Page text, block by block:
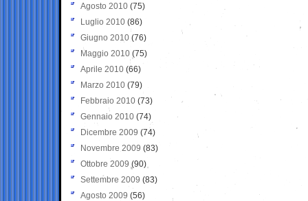
Agosto 2010 (75)
Luglio 2010 (86)
Giugno 2010 (76)
Maggio 2010 (75)
Aprile 2010 (66)
Marzo 2010 (79)
Febbraio 2010 (73)
Gennaio 2010 (74)
Dicembre 2009 (74)
Novembre 2009 (83)
Ottobre 2009 (90)
Settembre 2009 (83)
Agosto 2009 (56)